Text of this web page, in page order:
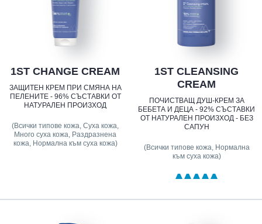
1ST CHANGE CREAM
ЗАЩИТЕН КРЕМ ПРИ СМЯНА НА
ПЕЛЕНИТЕ - 96% СЪСТАВКИ ОТ
НАТУРАЛЕН ПРОИЗХОД
(Всички типове кожа, Суха кожа,
Много суха кожа, Раздразнена
кожа, Нормална към суха кожа)
1ST CLEANSING
CREAM
ПОЧИСТВАЩ ДУШ-КРЕМ ЗА
БЕБЕТА И ДЕЦА - 92% СЪСТАВКИ
ОТ НАТУРАЛЕН ПРОИЗХОД - БЕЗ
САПУН
(Всички типове кожа, Нормална
към суха кожа)